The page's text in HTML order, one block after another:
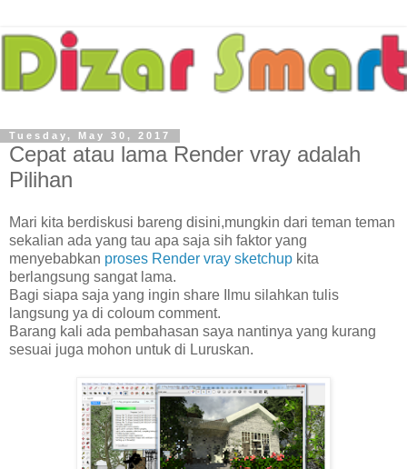
Tuesday, May 30, 2017
Cepat atau lama Render vray adalah
Pilihan
Mari kita berdiskusi bareng disini,mungkin dari teman teman
sekalian ada yang tau apa saja sih faktor yang
menyebabkan proses Render vray sketchup kita
berlangsung sangat lama.
Bagi siapa saja yang ingin share Ilmu silahkan tulis
langsung ya di coloum comment.
Barang kali ada pembahasan saya nantinya yang kurang
sesuai juga mohon untuk di Luruskan.